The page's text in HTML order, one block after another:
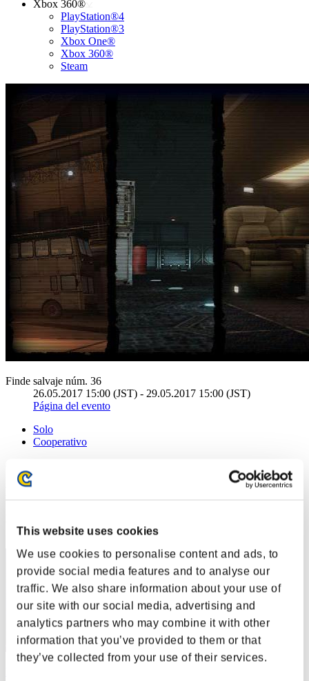
This website uses cookies
We use cookies to personalise content and ads, to
provide social media features and to analyse our
traffic. We also share information about your use of
our site with our social media, advertising and
analytics partners who may combine it with other
information that you’ve provided to them or that
they’ve collected from your use of their services.
Xbox 360®
PlayStation®4
PlayStation®3
Xbox One®
Xbox 360®
Steam
Finde salvaje núm. 36
26.05.2017 15:00 (JST) - 29.05.2017 15:00 (JST)
Página del evento
Solo
Cooperativo
Rankings
111